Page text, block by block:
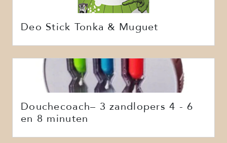
Deo Stick Tonka & Muguet
Douchecoach– 3 zandlopers 4 - 6
en 8 minuten